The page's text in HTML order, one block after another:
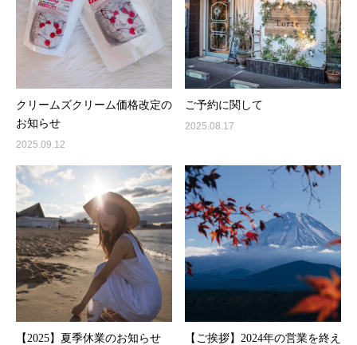
クリームズクリーム価格改定の
お知らせ
2025.09.12
ご予約に関して
2025.08.17
【2025】夏季休業のお知らせ
【ご挨拶】2024年の営業を終え